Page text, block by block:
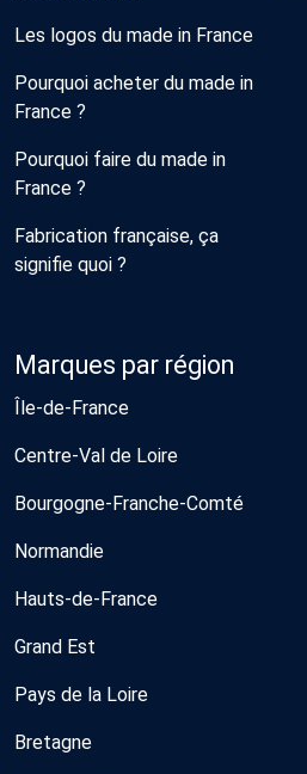
Les logos du made in France
Pourquoi acheter du made in
France ?
Pourquoi faire du made in
France ?
Fabrication française, ça
signifie quoi ?
Marques par région
Île-de-France
Centre-Val de Loire
Bourgogne-Franche-Comté
Normandie
Hauts-de-France
Grand Est
Pays de la Loire
Bretagne